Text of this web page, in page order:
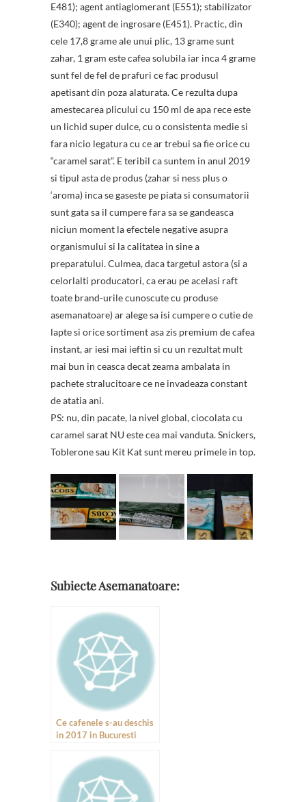
E481); agent antiaglomerant (E551); stabilizator
(E340); agent de ingrosare (E451). Practic, din
cele 17,8 grame ale unui plic, 13 grame sunt
zahar, 1 gram este cafea solubila iar inca 4 grame
sunt fel de fel de prafuri ce fac produsul
apetisant din poza alaturata. Ce rezulta dupa
amestecarea plicului cu 150 ml de apa rece este
un lichid super dulce, cu o consistenta medie si
fara nicio legatura cu ce ar trebui sa fie orice cu
“caramel sarat”. E teribil ca suntem in anul 2019
si tipul asta de produs (zahar si ness plus o
‘aroma) inca se gaseste pe piata si consumatorii
sunt gata sa il cumpere fara sa se gandeasca
niciun moment la efectele negative asupra
organismului si la calitatea in sine a
preparatului. Culmea, daca targetul astora (si a
celorlalti producatori, ca erau pe acelasi raft
toate brand-urile cunoscute cu produse
asemanatoare) ar alege sa isi cumpere o cutie de
lapte si orice sortiment asa zis premium de cafea
instant, ar iesi mai ieftin si cu un rezultat mult
mai bun in ceasca decat zeama ambalata in
pachete stralucitoare ce ne invadeaza constant
de atatia ani.
PS: nu, din pacate, la nivel global, ciocolata cu
caramel sarat NU este cea mai vanduta. Snickers,
Toblerone sau Kit Kat sunt mereu primele in top.
Subiecte Asemanatoare:
Ce cafenele s-au deschis
in 2017 in Bucuresti